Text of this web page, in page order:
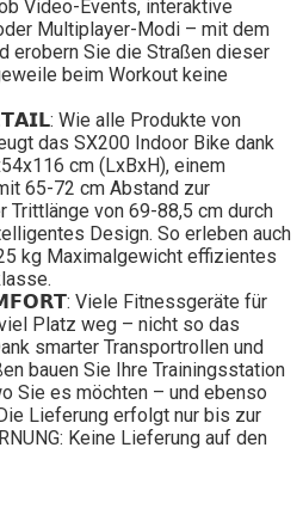
Video-Events, interaktive
Multiplayer-Modi – mit dem
erobern Sie die Straßen dieser
beim Workout keine
Wie alle Produkte von
das SX200 Indoor Bike dank
cm (LxBxH), einem
65-72 cm Abstand zur
Trittlänge von 69-88,5 cm durch
Design. So erleben auch
kg Maximalgewicht effizientes
Viele Fitnessgeräte für
Platz weg – nicht so das
smarter Transportrollen und
bauen Sie Ihre Trainingsstation
Sie es möchten – und ebenso
Lieferung erfolgt nur bis zur
Keine Lieferung auf den